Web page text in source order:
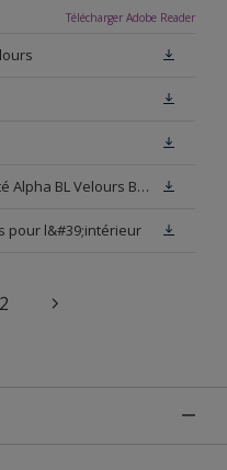
Télécharger Adobe Reader
Fiche de données de sécurité Alpha BL Velours Blanc
pour l&#39;intérieur
2